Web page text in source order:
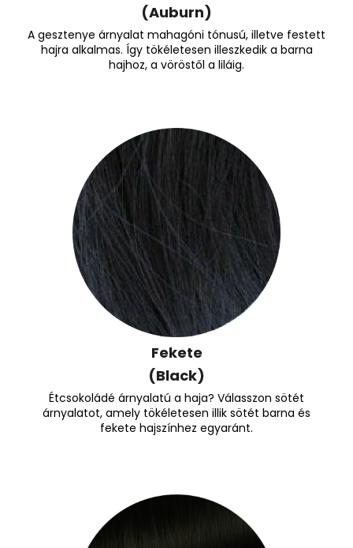
(Auburn)
A gesztenye árnyalat mahagóni tónusú, illetve festett
hajra alkalmas. Így tökéletesen illeszkedik a barna
hajhoz, a vöröstől a liláig.
Fekete
(Black)
Étcsokoládé árnyalatú a haja? Válasszon sötét
árnyalatot, amely tökéletesen illik sötét barna és
fekete hajszínhez egyaránt.